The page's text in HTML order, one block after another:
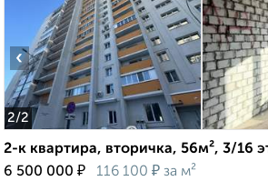
2/2
‹
2-к квартира, вторичка, 56м², 3/16
6 500 000 ₽ 116 100 ₽ за м²